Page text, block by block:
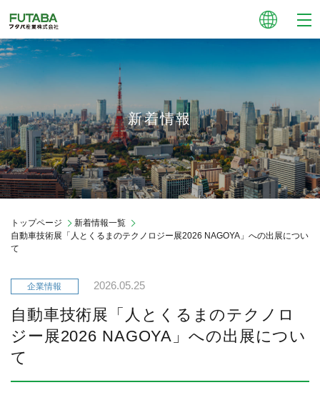
新着情報
トップページ
新着情報一覧
自動車技術展「人とくるまのテクノロジー展2026 NAGOYA」への出展につい
て
2026.05.25
自動車技術展「人とくるまのテクノロ
ジー展2026 NAGOYA」への出展につい
て